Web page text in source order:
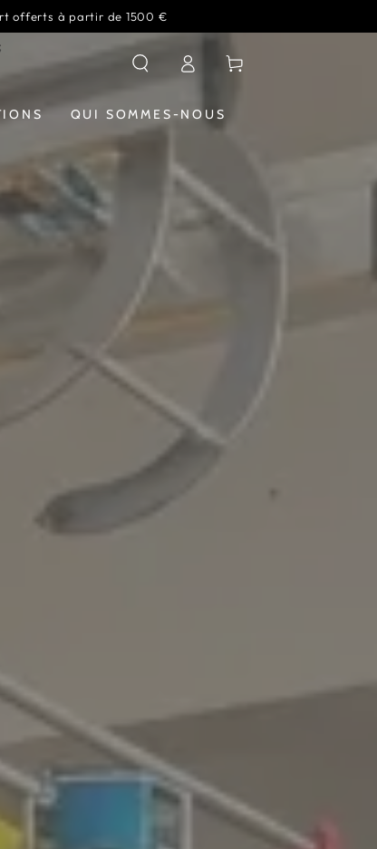
offerts à partir de 1500 €
QUI SOMMES-NOUS
Connexion Panier